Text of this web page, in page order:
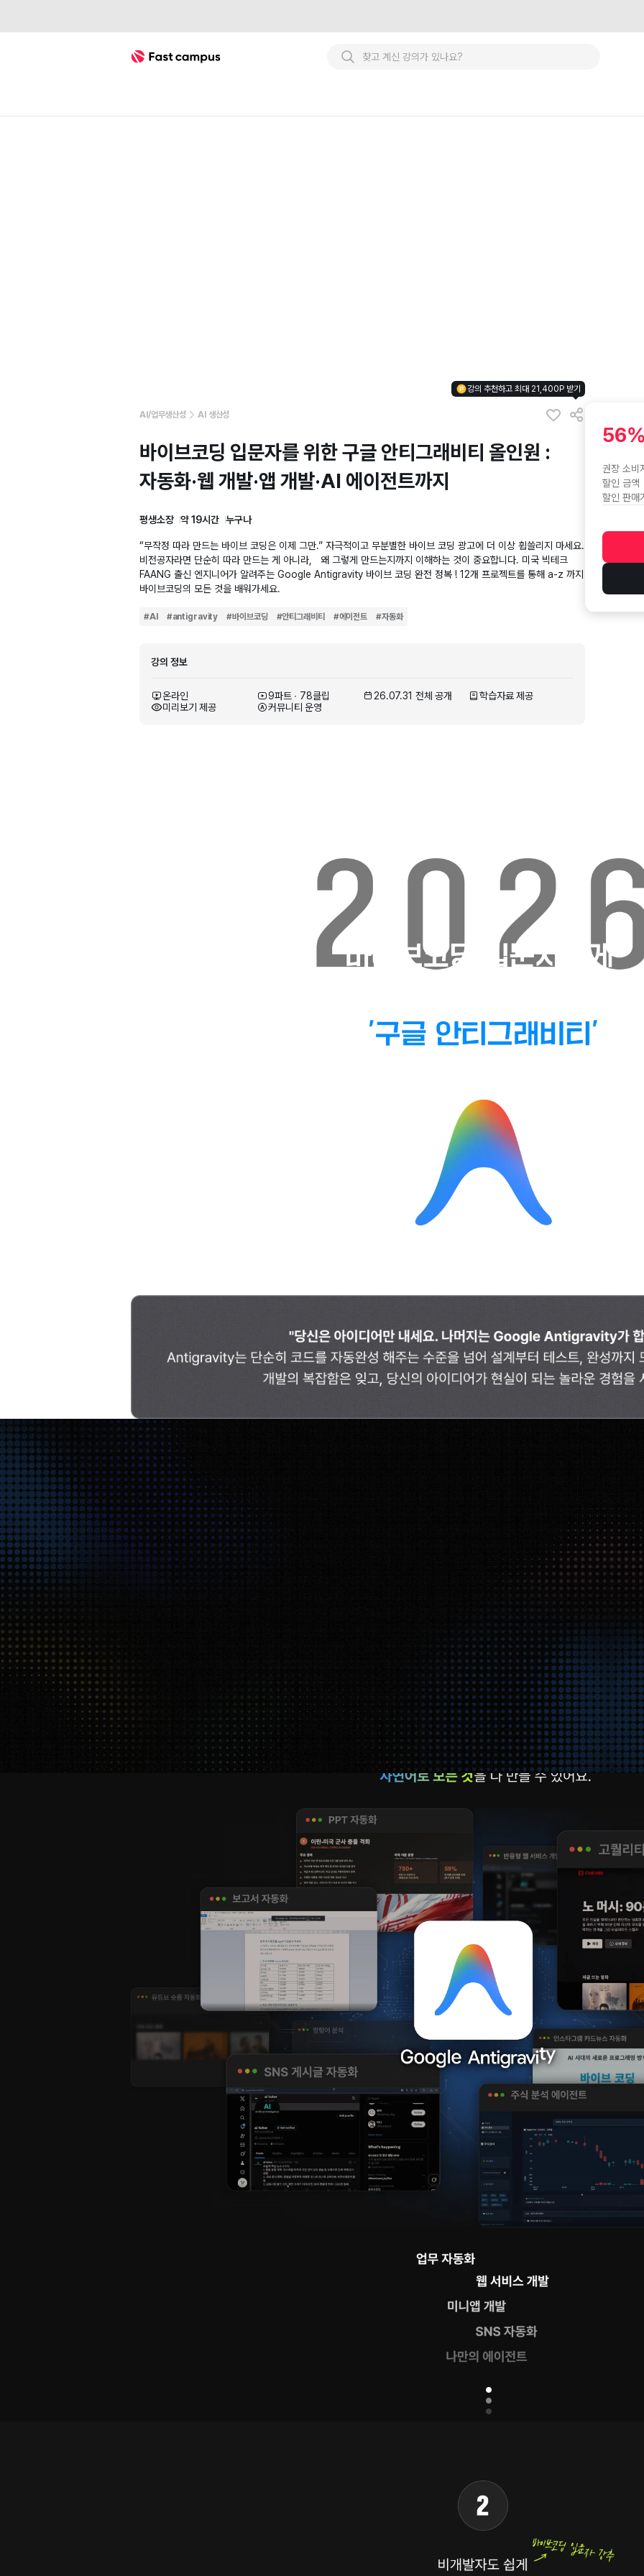
Fast Campus
AI/업무생산성 AI 생산성
강의 추천하고 최대 21,400P 받기
바이브코딩 입문자를 위한 구글 안티그래비티 올인원 :
자동화·웹 개발·앱 개발·AI 에이전트까지
평생소장 약 19시간 누구나
“무작정 따라 만드는 바이브 코딩은 이제 그만.” 자극적이고 무분별한 바이브 코딩 광고에 더 이상 휩쓸리지 마세요.
비전공자라면 단순히 따라 만드는 게 아니라, 왜 그렇게 만드는지까지 이해하는 것이 중요합니다. 미국 빅테크
FAANG 출신 엔지니어가 알려주는 Google Antigravity 바이브 코딩 완전 정복 ! 12개 프로젝트를 통해 a-z 까지
바이브코딩의 모든 것을 배워가세요.
#AI #antigravity #바이브코딩 #안티그래비티 #에이전트 #자동화
강의 정보
온라인 9파트 ∙ 78클립 26.07.31 전체 공개
학습자료 제공
미리보기 제공
커뮤니티 운영
56%
권장 소비
할인 금액
할인 판매